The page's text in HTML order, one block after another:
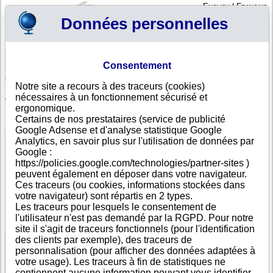
English|Français
Votre panier est vide
Nouvelle-Zélande >Toutes villes >Wanaka
WILLUM RICHARDS CONSULTING LIMITED, Wanaka
FICHE ENTREPRISE
Dénomination WILLUM RICHARDS CONSULTING LIMITED
Adresse
30 Mataraki Place
Ville
Wanaka- 9305
Pays
Nouvelle-Zélande
Type
d'adresse
Adresse unique
Téléphone
+64 21-------
DUNS®
Number
59-------
Voir les informations disponibles
Données personnelles
Consentement
Notre site a recours à des traceurs (cookies)
nécessaires à un fonctionnement sécurisé et
ergonomique.
Certains de nos prestataires (service de publicité
Google Adsense et d'analyse statistique Google
Analytics, en savoir plus sur l'utilisation de données par
Google :
https://policies.google.com/technologies/partner-sites )
peuvent également en déposer dans votre navigateur.
Ces traceurs (ou cookies, informations stockées dans
votre navigateur) sont répartis en 2 types.
Les traceurs pour lesquels le consentement de
l'utilisateur n'est pas demandé par la RGPD. Pour notre
site il s'agit de traceurs fonctionnels (pour l'identification
des clients par exemple), des traceurs de
personnalisation (pour afficher des données adaptées à
votre usage). Les traceurs à fin de statistiques ne